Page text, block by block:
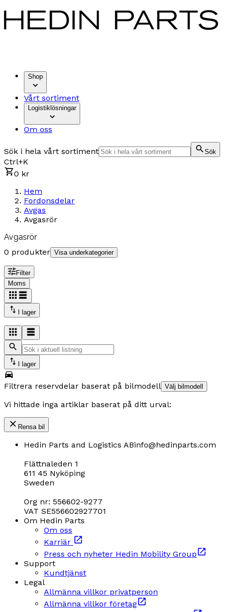
Shop
Vårt sortiment
Logistiklösningar
Om oss
Sök i hela vårt sortiment Sök
Ctrl+K
0 kr
Hem
Fordonsdelar
Avgas
Avgasrör
Avgasrör
0 produkter Visa underkategorier
Filter
Moms
I lager
I lager
Filtrera reservdelar baserat på bilmodell Välj bilmodell
Vi hittade inga artiklar baserat på ditt urval:
Rensa bil
Hedin Parts and Logistics ABinfo@hedinparts.com
Flättnaleden 1
611 45 Nyköping
Sweden
Org nr: 556602-9277
VAT SE556602927701
Om Hedin Parts
Om oss
Karriär
Press och nyheter Hedin Mobility Group
Support
Kundtjänst
Legal
Allmänna villkor privatperson
Allmänna villkor företag